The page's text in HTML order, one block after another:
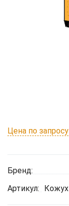
Цена по запросу
Бренд:
Артикул: